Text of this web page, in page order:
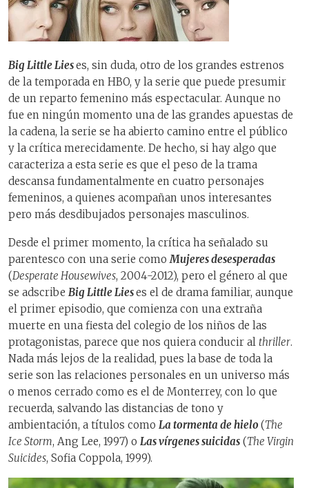
Big Little Lieses, sin duda, otro de los grandes estrenos
de la temporada en HBO, y la serie que puede presumir
de un reparto femenino más espectacular. Aunque no
fue en ningún momento una de las grandes apuestas de
la cadena, la serie se ha abierto camino entre el público
y la crítica merecidamente. De hecho, si hay algo que
caracteriza a esta serie es que el peso de la trama
descansa fundamentalmente en cuatro personajes
femeninos, a quienes acompañan unos interesantes
pero más desdibujados personajes masculinos.
Desde el primer momento, la crítica ha señalado su
parentesco con una serie como Mujeres desesperadas
(Desperate Housewives, 2004-2012), pero el género al que
se adscribe Big Little Lieses el de drama familiar, aunque
el primer episodio, que comienza con una extraña
muerte en una fiesta del colegio de los niños de las
protagonistas, parece que nos quiera conducir al thriller.
Nada más lejos de la realidad, pues la base de toda la
serie son las relaciones personales en un universo más
o menos cerrado como es el de Monterrey, con lo que
recuerda, salvando las distancias de tono y
ambientación, a títulos como La tormenta de hielo(The
Ice Storm, Ang Lee, 1997) o Las vírgenes suicidas (The Virgin
Suicides, Sofia Coppola, 1999).